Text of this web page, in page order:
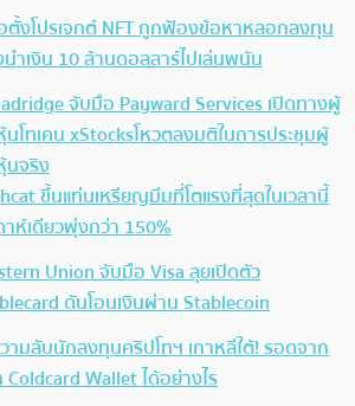
งโปรเจกต์ NFT ถูกฟ้องข้อหาหลอกลงทุน
ำเงิน 10 ล้านดอลลาร์ไปเล่นพนัน
จับมือ Payward Services เปิดทางผู้
โทเคน xStocksโหวตลงมติในการประชุมผู้
จริง
ขึ้นแท่นเหรียญมีมที่โตแรงที่สุดในเวลานี้
ห์เดียวพุ่งกว่า 150%
Union จับมือ Visa ลุยเปิดตัว
ดันโอนเงินผ่าน Stablecoin
ามลับนักลงทุนคริปโทฯ เกาหลีใต้! รอดจาก
Coldcard Wallet ได้อย่างไร